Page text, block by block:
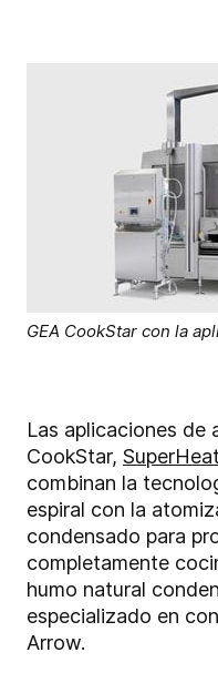
GEA CookStar con la
Las aplicaciones de
CookStar,
combinan la
espiral con la
condensado para
completamente
humo natural
especializado en
Arrow.